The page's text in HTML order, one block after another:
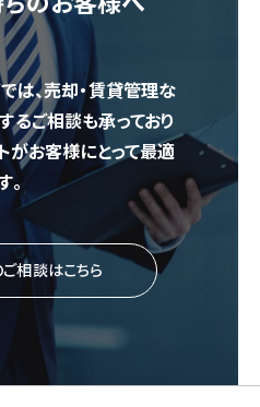
のお客様へ
は、売却・賃貸管理な
るご相談も承っており
がお客様にとって最適
。
相談はこちら